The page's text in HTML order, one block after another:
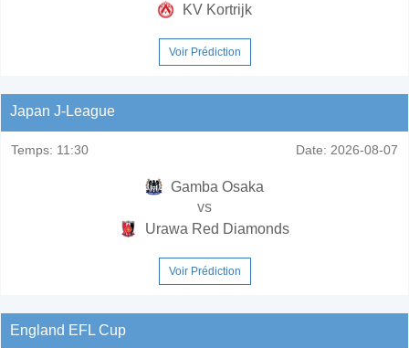
KV Kortrijk
Voir Prédiction
Japan J-League
Temps: 11:30 Date: 2026-08-07
Gamba Osaka
vs
Urawa Red Diamonds
Voir Prédiction
England EFL Cup